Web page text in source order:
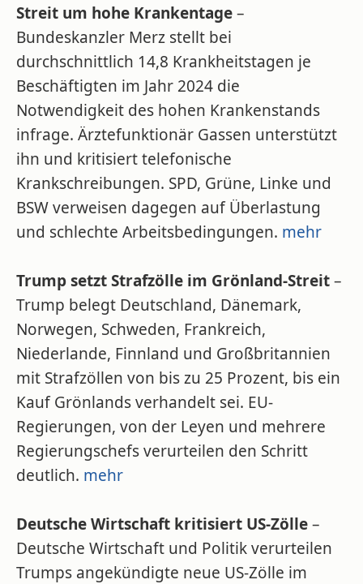
Streit um hohe Krankentage–
Bundeskanzler Merz stellt bei
durchschnittlich 14,8 Krankheitstagen je
Beschäftigten im Jahr 2024 die
Notwendigkeit des hohen Krankenstands
infrage. Ärztefunktionär Gassen unterstützt
ihn und kritisiert telefonische
Krankschreibungen. SPD, Grüne, Linke und
BSW verweisen dagegen auf Überlastung
und schlechte Arbeitsbedingungen. mehr
Trump setzt Strafzölle im Grönland-Streit–
Trump belegt Deutschland, Dänemark,
Norwegen, Schweden, Frankreich,
Niederlande, Finnland und Großbritannien
mit Strafzöllen von bis zu 25 Prozent, bis ein
Kauf Grönlands verhandelt sei. EU-
Regierungen, von der Leyen und mehrere
Regierungschefs verurteilen den Schritt
deutlich. mehr
Deutsche Wirtschaft kritisiert US-Zölle–
Deutsche Wirtschaft und Politik verurteilen
Trumps angekündigte neue US-Zölle im